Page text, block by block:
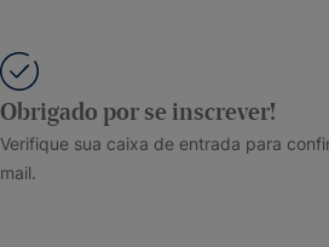
Obrigado por se inscrever!
Verifique sua caixa de entrada para
mail.